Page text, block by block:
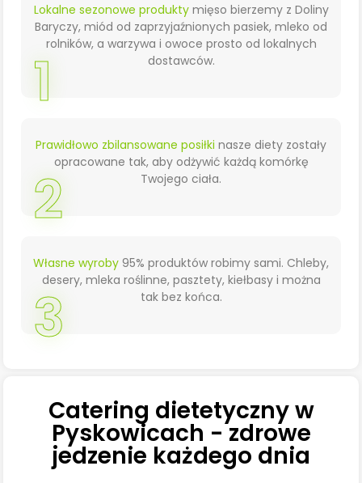
Lokalne sezonowe produktymięso bierzemy z Doliny
Baryczy, miód od zaprzyjaźnionych pasiek, mleko od
rolników, a warzywa i owoce prosto od lokalnych
dostawców.
1
Prawidłowo zbilansowane posiłki nasze diety zostały
opracowane tak, aby odżywić każdą komórkę
Twojego ciała.
2
Własne wyroby 95% produktów robimy sami. Chleby,
desery, mleka roślinne, pasztety, kiełbasy i można
tak bez końca.
3
Catering dietetyczny w
Pyskowicach - zdrowe
jedzenie każdego dnia